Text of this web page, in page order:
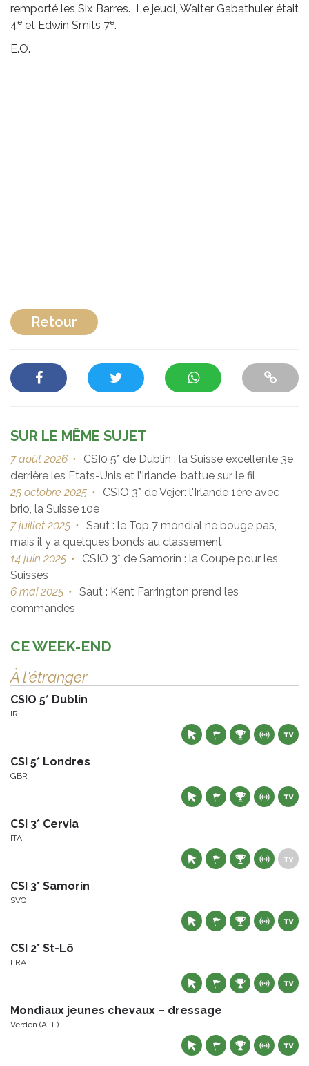
remporté les Six Barres. Le jeudi, Walter Gabathuler était
4e et Edwin Smits 7e.
E.O.
Retour
SUR LE MÊME SUJET
7 août 2026 •
CSI0 5* de Dublin : la Suisse excellente 3e
derrière les Etats-Unis et l’Irlande, battue sur le fil
25 octobre 2025 •
CSIO 3* de Vejer: l'Irlande 1ère avec
brio, la Suisse 10e
7 juillet 2025 • Saut : le Top 7 mondial ne bouge pas,
mais il y a quelques bonds au classement
14 juin 2025 •
CSIO 3* de Samorin : la Coupe pour les
Suisses
6 mai 2025 • Saut : Kent Farrington prend les
commandes
CE WEEK-END
À l'étranger
CSIO 5* Dublin
IRL
CSI 5* Londres
GBR
CSI 3* Cervia
ITA
CSI 3* Samorin
SVQ
CSI 2* St-Lô
FRA
Mondiaux jeunes chevaux – dressage
Verden (ALL)